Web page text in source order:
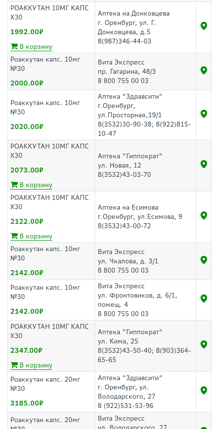
РОАККУТАН 10МГ КАПС
Х30
1992.00
В корзину
Аптека на Донковцева
г. Оренбург, ул. Г.
Донковцева, д.5
8(987)346-44-03
Роаккутан капс. 10мг
№30
2000.00
Вита Экспресс
пр. Гагарина, 48/3
8 800 755 00 03
Роаккутан капс. 10мг
№30
2020.00
Аптека "Здравсити"
г.Оренбург,
ул.Просторная,19/1
8(3532)30-90-38; 8(922)815-
10-47
РОАККУТАН 10МГ КАПС
Х30
2073.00
В корзину
Аптека "Гиппократ"
ул. Новая, 12
8(3532)43-03-70
РОАККУТАН 10МГ КАПС
Х30
2122.00
В корзину
Аптека на Есимова
г.Оренбург, ул.Есимова, 9
8(3532)43-00-72
Роаккутан капс. 10мг
№30
2142.00
Вита Экспресс
ул. Чкалова, д. 3/1
8 800 755 00 03
Роаккутан капс. 10мг
№30
2142.00
Вита Экспресс
ул. Фронтовиков, д. 6/1,
помещ. 4
8 800 755 00 03
РОАККУТАН 10МГ КАПС
Х30
2347.00
В корзину
Аптека "Гиппократ"
ул. Кима, 25
8(3532)43-50-40; 8(903)364-
65-65
Роаккутан капс. 20мг
№30
3185.00
Аптека "Здравсити"
г. Оренбург, ул.
Володарского, 27
8 (922)531-53-96
Роаккутан капс. 20мг
Вита Экспресс